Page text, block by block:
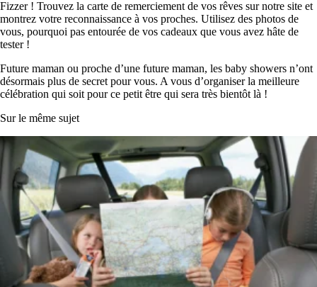
Fizzer ! Trouvez la carte de remerciement de vos rêves sur notre site et
montrez votre reconnaissance à vos proches. Utilisez des photos de
vous, pourquoi pas entourée de vos cadeaux que vous avez hâte de
tester !
Future maman ou proche d’une future maman, les baby showers n’ont
désormais plus de secret pour vous. A vous d’organiser la meilleure
célébration qui soit pour ce petit être qui sera très bientôt là !
Sur le même sujet